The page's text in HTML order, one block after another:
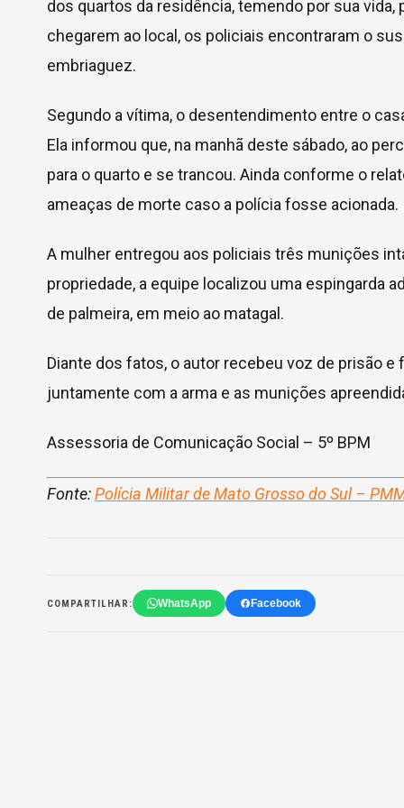
dos quartos da residência, temendo por sua
chegarem ao local, os policiais encontraram o
embriaguez.
Segundo a vítima, o desentendimento entre o
Ela informou que, na manhã deste sábado, ao
para o quarto e se trancou. Ainda conforme o
ameaças de morte caso a polícia fosse acionada.
A mulher entregou aos policiais três munições
propriedade, a equipe localizou uma espingarda
de palmeira, em meio ao matagal.
Diante dos fatos, o autor recebeu voz de prisão
juntamente com a arma e as munições
Assessoria de Comunicação Social – 5º BPM
Fonte:Polícia Militar de Mato Grosso do Sul –
COMPARTILHAR: WhatsApp Facebook